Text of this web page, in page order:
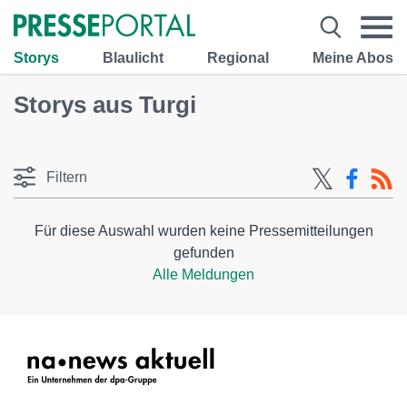
Storys Blaulicht Regional Meine Abos
Storys aus Turgi
Filtern
Für diese Auswahl wurden keine Pressemitteilungen
gefunden
Alle Meldungen